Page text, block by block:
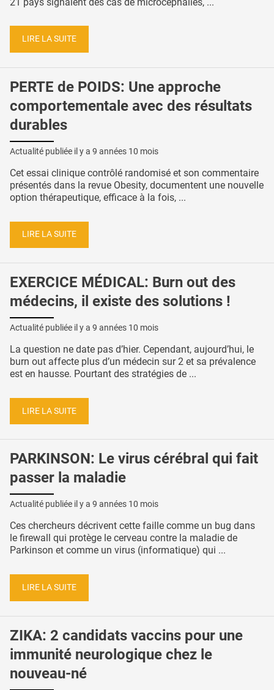
LIRE LA SUITE
PERTE de POIDS: Une approche
comportementale avec des résultats
durables
Actualité publiée il y a 9 années 10 mois
Cet essai clinique contrôlé randomisé et son commentaire
présentés dans la revue Obesity, documentent une nouvelle
option thérapeutique, efficace à la fois, ...
LIRE LA SUITE
EXERCICE MÉDICAL: Burn out des
médecins, il existe des solutions !
Actualité publiée il y a 9 années 10 mois
La question ne date pas d’hier. Cependant, aujourd’hui, le
burn out affecte plus d’un médecin sur 2 et sa prévalence
est en hausse. Pourtant des stratégies de ...
LIRE LA SUITE
PARKINSON: Le virus cérébral qui fait
passer la maladie
Actualité publiée il y a 9 années 10 mois
Ces chercheurs décrivent cette faille comme un bug dans
le firewall qui protège le cerveau contre la maladie de
Parkinson et comme un virus (informatique) qui ...
LIRE LA SUITE
ZIKA: 2 candidats vaccins pour une
immunité neurologique chez le
nouveau-né